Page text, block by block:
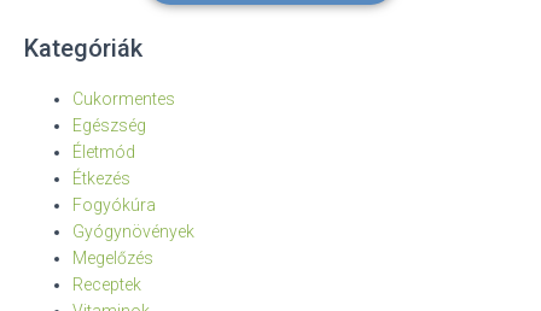
Kategóriák
Cukormentes
Egészség
Életmód
Étkezés
Fogyókúra
Gyógynövények
Megelőzés
Receptek